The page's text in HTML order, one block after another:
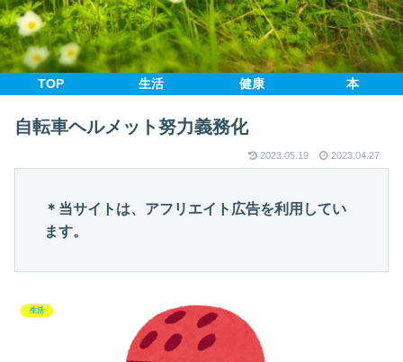
TOP 生活 健康 本
自転車ヘルメット努力義務化
2023.05.19 2023.04.27
＊当サイトは、アフリエイト広告を利用してい
ます。
生活